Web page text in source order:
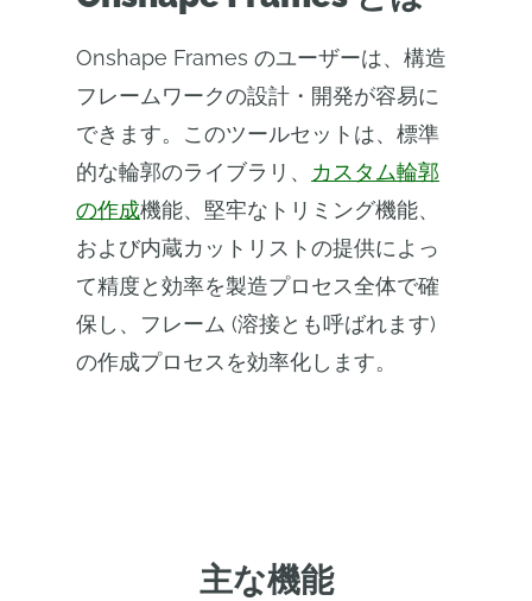
Onshape Frames のユーザーは、構造
フレームワークの設計・開発が容易に
できます。このツールセットは、標準
的な輪郭のライブラリ、 カスタム輪郭
の作成機能、堅牢なトリミング機能、
および内蔵カットリストの提供によっ
て精度と効率を製造プロセス全体で確
保し、フレーム (溶接とも呼ばれます)
の作成プロセスを効率化します。
主な機能